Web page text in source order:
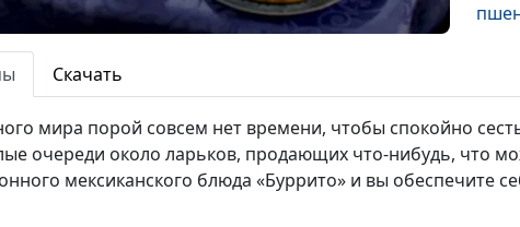
Скачать
мира порой совсем нет времени, чтобы спокойно
очереди около ларьков, продающих что-нибудь, что
мексиканского блюда «Буррито» и вы обеспечите